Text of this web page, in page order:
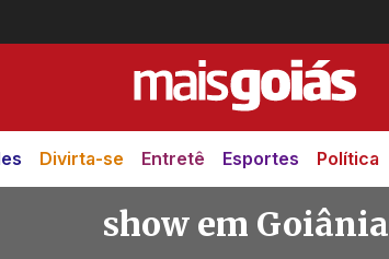
Divirta-se Entretê Esportes Política
show em Goiânia